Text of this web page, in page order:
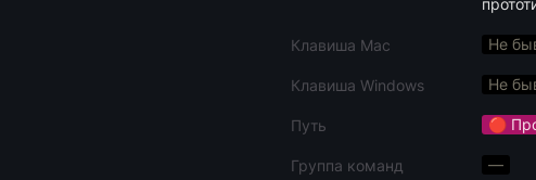
Клавиша Mac Не
Клавиша Windows Не
Путь 🔴
Группа команд —